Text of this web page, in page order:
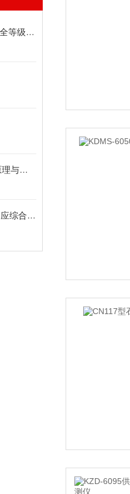
选择激光传感器时,要了解哪些安全等级呢？
简述PSM-PSP压力开关的工作原理与应用
选择PH电极伸缩式护套支架时，应综合考虑以下因素